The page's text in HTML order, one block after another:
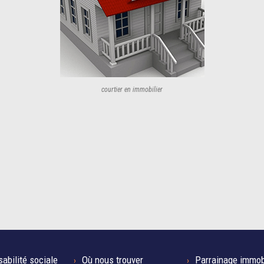
courtier en immobilier
sociale Où nous trouver Parrainage